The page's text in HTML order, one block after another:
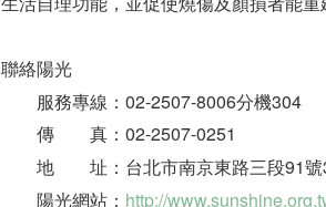
聯絡陽光
服務專線：02-2507-8006分機304
傳 真：02-2507-0251
地 址：台北市南京東路三段91號
陽光網站： http://